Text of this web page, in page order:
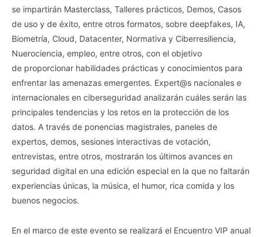
se impartirán Masterclass, Talleres prácticos, Demos, Casos
de uso y de éxito, entre otros formatos, sobre deepfakes, IA,
Biometría, Cloud, Datacenter, Normativa y Ciberresiliencia,
Nuerociencia, empleo, entre otros, con el objetivo
de proporcionar habilidades prácticas y conocimientos para
enfrentar las amenazas emergentes. Expert@s nacionales e
internacionales en ciberseguridad analizarán cuáles serán las
principales tendencias y los retos en la protección de los
datos. A través de ponencias magistrales, paneles de
expertos, demos, sesiones interactivas de votación,
entrevistas, entre otros, mostrarán los últimos avances en
seguridad digital en una edición especial en la que no faltarán
experiencias únicas, la música, el humor, rica comida y los
buenos negocios.
En el marco de este evento se realizará el Encuentro VIP anual